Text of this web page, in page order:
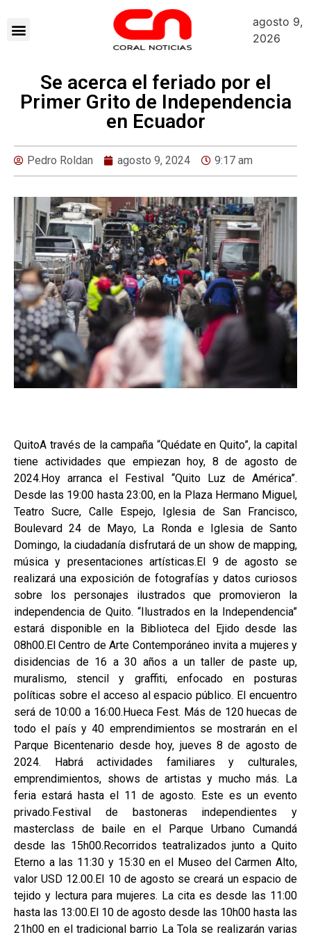
agosto 9,
2026
Se acerca el feriado por el
Primer Grito de Independencia
en Ecuador
Pedro Roldan agosto 9, 2024 9:17 am
QuitoA través de la campaña “Quédate en Quito”, la capital
tiene actividades que empiezan hoy, 8 de agosto de
2024.Hoy arranca el Festival “Quito Luz de América”.
Desde las 19:00 hasta 23:00, en la Plaza Hermano Miguel,
Teatro Sucre, Calle Espejo, Iglesia de San Francisco,
Boulevard 24 de Mayo, La Ronda e Iglesia de Santo
Domingo, la ciudadanía disfrutará de un show de mapping,
música y presentaciones artísticas.El 9 de agosto se
realizará una exposición de fotografías y datos curiosos
sobre los personajes ilustrados que promovieron la
independencia de Quito. “Ilustrados en la Independencia”
estará disponible en la Biblioteca del Ejido desde las
08h00.El Centro de Arte Contemporáneo invita a mujeres y
disidencias de 16 a 30 años a un taller de paste up,
muralismo, stencil y graffiti, enfocado en posturas
políticas sobre el acceso al espacio público. El encuentro
será de 10:00 a 16:00.Hueca Fest. Más de 120 huecas de
todo el país y 40 emprendimientos se mostrarán en el
Parque Bicentenario desde hoy, jueves 8 de agosto de
2024. Habrá actividades familiares y culturales,
emprendimientos, shows de artistas y mucho más. La
feria estará hasta el 11 de agosto. Este es un evento
privado.Festival de bastoneras independientes y
masterclass de baile en el Parque Urbano Cumandá
desde las 15h00.Recorridos teatralizados junto a Quito
Eterno a las 11:30 y 15:30 en el Museo del Carmen Alto,
valor USD 12.00.El 10 de agosto se creará un espacio de
tejido y lectura para mujeres. La cita es desde las 11:00
hasta las 13:00.El 10 de agosto desde las 10h00 hasta las
21h00 en el tradicional barrio La Tola se realizarán varias